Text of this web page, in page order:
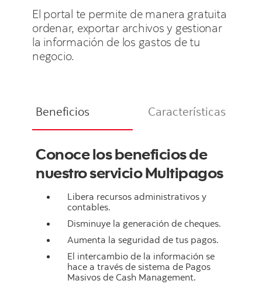
El portal te permite de manera gratuita
ordenar, exportar archivos y gestionar
la información de los gastos de tu
negocio.
Beneficios Características
Conoce los beneficios de
nuestro servicio Multipagos
Libera recursos administrativos y
contables.
Disminuye la generación de cheques.
Aumenta la seguridad de tus pagos.
El intercambio de la información se
hace a través de sistema de Pagos
Masivos de Cash Management.